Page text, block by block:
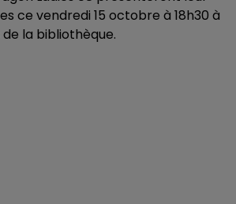
ce vendredi 15 octobre à 18h30 à
la bibliothèque.